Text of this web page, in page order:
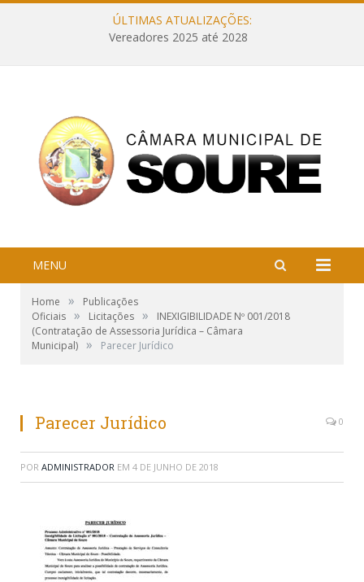
ÚLTIMAS ATUALIZAÇÕES:
Vereadores 2025 até 2028
MENU
Home »
Publicações
Oficiais » Licitações »
INEXIGIBILIDADE Nº 001/2018
(Contratação de Assessoria Jurídica – Câmara
Municipal) » Parecer Jurídico
Parecer Jurídico 0
POR ADMINISTRADOR EM 4 DE JUNHO DE 2018